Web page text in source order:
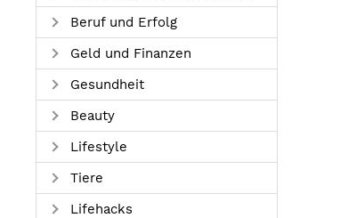
Beruf und Erfolg
Geld und Finanzen
Gesundheit
Beauty
Lifestyle
Tiere
Lifehacks